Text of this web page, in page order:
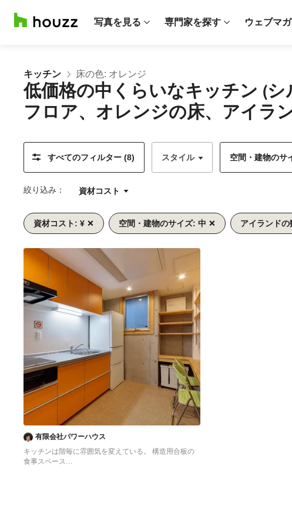
写真を見る 専門家を探す ウェブマ
キッチン 床の色: オレンジ
低価格の中くらいなキッチン (
フロア、オレンジの床、アイラ
すべてのフィルター (8) スタイル 空間・建物のサ
絞り込み： 資材コスト
資材コスト: ¥ 空間・建物のサイズ: 中 アイランドの
へ
へ
有限会社パワーハウス
キッチンは階毎に雰囲気を変えている。 構造用合板の
食事スペース